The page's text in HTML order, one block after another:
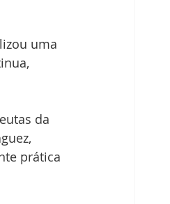
uma
da
prática